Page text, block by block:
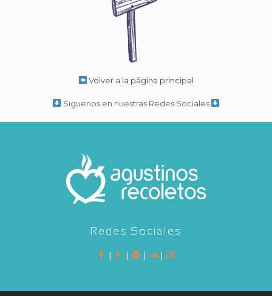
Volver a la página principal
Siguenos en nuestras Redes Sociales
Redes Sociales
| | | |